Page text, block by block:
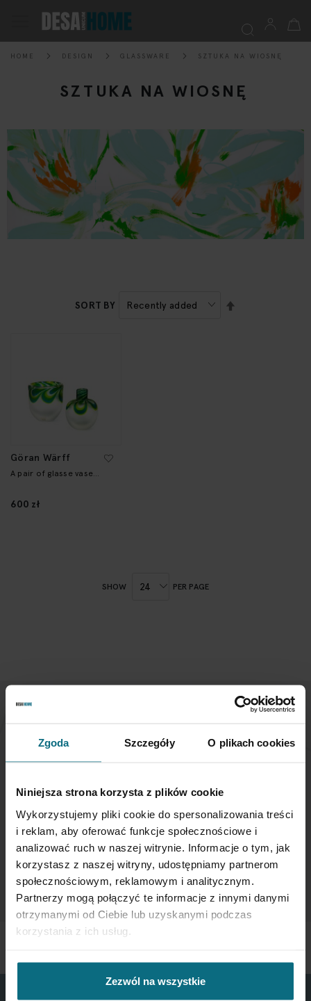
Zgoda Szczegóły O plikach cookies
Niniejsza strona korzysta z plików cookie
Wykorzystujemy pliki cookie do spersonalizowania treści
i reklam, aby oferować funkcje społecznościowe i
analizować ruch w naszej witrynie. Informacje o tym, jak
korzystasz z naszej witryny, udostępniamy partnerom
społecznościowym, reklamowym i analitycznym.
Partnerzy mogą połączyć te informacje z innymi danymi
otrzymanymi od Ciebie lub uzyskanymi podczas
korzystania z ich usług.
Zezwól na wszystkie
My
HOME DESIGN GLASSWARE SZTUKA NA WIOSNĘ
SZTUKA NA WIOSNĘ
SORT BY
Göran Wärff
A pair of glasse vase
600 zł
SHOW PER PAGE
NEWSLETTER
If you want to be up to date, sign up to receive our
Sign
Up
for
Our
Newsletter: